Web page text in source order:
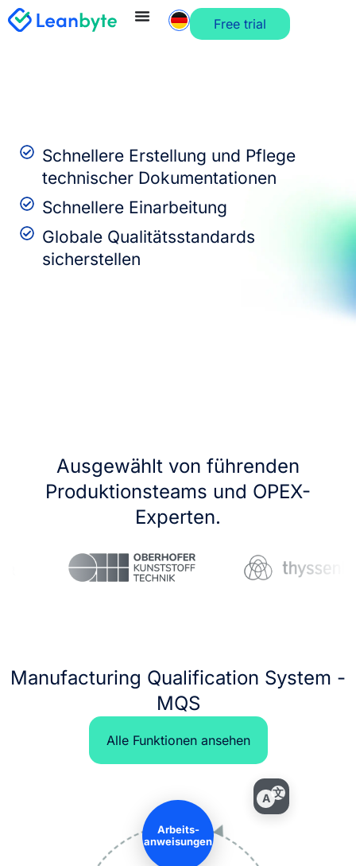
Free trial
Schnellere Erstellung und Pflege
technischer Dokumentationen
Schnellere Einarbeitung
Globale Qualitätsstandards
sicherstellen
Ausgewählt von führenden
Produktionsteams und OPEX-
Experten.
Manufacturing Qualification System -
MQS
Alle Funktionen ansehen
Arbeits-
anweisungen
A 文